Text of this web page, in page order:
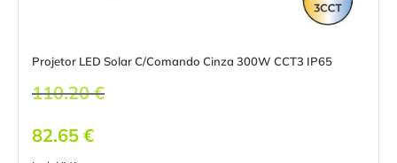
Projetor LED Solar C/Comando Cinza 300W CCT3 IP65
110.20€
82.65 €